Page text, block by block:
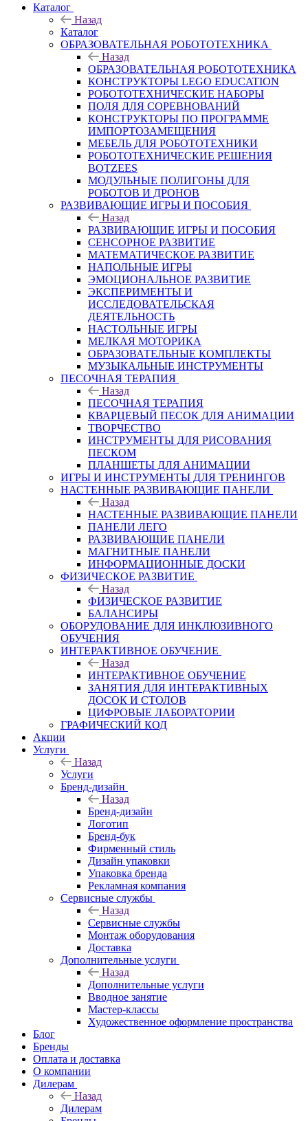
Каталог
Назад
Каталог
ОБРАЗОВАТЕЛЬНАЯ РОБОТОТЕХНИКА
Назад
ОБРАЗОВАТЕЛЬНАЯ РОБОТОТЕХНИКА
КОНСТРУКТОРЫ LEGO EDUCATION
РОБОТОТЕХНИЧЕСКИЕ НАБОРЫ
ПОЛЯ ДЛЯ СОРЕВНОВАНИЙ
КОНСТРУКТОРЫ ПО ПРОГРАММЕ
ИМПОРТОЗАМЕЩЕНИЯ
МЕБЕЛЬ ДЛЯ РОБОТОТЕХНИКИ
РОБОТОТЕХНИЧЕСКИЕ РЕШЕНИЯ
BOTZEES
МОДУЛЬНЫЕ ПОЛИГОНЫ ДЛЯ
РОБОТОВ И ДРОНОВ
РАЗВИВАЮЩИЕ ИГРЫ И ПОСОБИЯ
Назад
РАЗВИВАЮЩИЕ ИГРЫ И ПОСОБИЯ
СЕНСОРНОЕ РАЗВИТИЕ
МАТЕМАТИЧЕСКОЕ РАЗВИТИЕ
НАПОЛЬНЫЕ ИГРЫ
ЭМОЦИОНАЛЬНОЕ РАЗВИТИЕ
ЭКСПЕРИМЕНТЫ И
ИССЛЕДОВАТЕЛЬСКАЯ
ДЕЯТЕЛЬНОСТЬ
НАСТОЛЬНЫЕ ИГРЫ
МЕЛКАЯ МОТОРИКА
ОБРАЗОВАТЕЛЬНЫЕ КОМПЛЕКТЫ
МУЗЫКАЛЬНЫЕ ИНСТРУМЕНТЫ
ПЕСОЧНАЯ ТЕРАПИЯ
Назад
ПЕСОЧНАЯ ТЕРАПИЯ
КВАРЦЕВЫЙ ПЕСОК ДЛЯ АНИМАЦИИ
ТВОРЧЕСТВО
ИНСТРУМЕНТЫ ДЛЯ РИСОВАНИЯ
ПЕСКОМ
ПЛАНШЕТЫ ДЛЯ АНИМАЦИИ
ИГРЫ И ИНСТРУМЕНТЫ ДЛЯ ТРЕНИНГОВ
НАСТЕННЫЕ РАЗВИВАЮЩИЕ ПАНЕЛИ
Назад
НАСТЕННЫЕ РАЗВИВАЮЩИЕ ПАНЕЛИ
ПАНЕЛИ ЛЕГО
РАЗВИВАЮЩИЕ ПАНЕЛИ
МАГНИТНЫЕ ПАНЕЛИ
ИНФОРМАЦИОННЫЕ ДОСКИ
ФИЗИЧЕСКОЕ РАЗВИТИЕ
Назад
ФИЗИЧЕСКОЕ РАЗВИТИЕ
БАЛАНСИРЫ
ОБОРУДОВАНИЕ ДЛЯ ИНКЛЮЗИВНОГО
ОБУЧЕНИЯ
ИНТЕРАКТИВНОЕ ОБУЧЕНИЕ
Назад
ИНТЕРАКТИВНОЕ ОБУЧЕНИЕ
ЗАНЯТИЯ ДЛЯ ИНТЕРАКТИВНЫХ
ДОСОК И СТОЛОВ
ЦИФРОВЫЕ ЛАБОРАТОРИИ
ГРАФИЧЕСКИЙ КОД
Акции
Услуги
Назад
Услуги
Бренд-дизайн
Назад
Бренд-дизайн
Логотип
Бренд-бук
Фирменный стиль
Дизайн упаковки
Упаковка бренда
Рекламная компания
Сервисные службы
Назад
Сервисные службы
Монтаж оборудования
Доставка
Дополнительные услуги
Назад
Дополнительные услуги
Вводное занятие
Мастер-классы
Художественное оформление пространства
Блог
Бренды
Оплата и доставка
О компании
Дилерам
Назад
Дилерам